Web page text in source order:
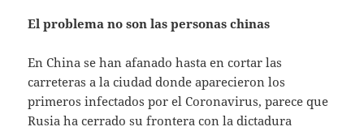
El problema no son las personas chinas
En China se han afanado hasta en cortar las
carreteras a la ciudad donde aparecieron los
primeros infectados por el Coronavirus, parece que
Rusia ha cerrado su frontera con la dictadura